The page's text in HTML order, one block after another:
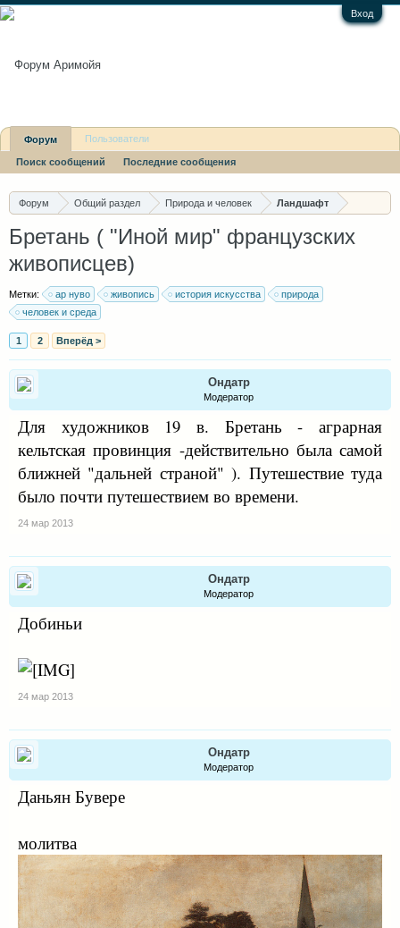
Вход
Форум Общий раздел Природа и человек Ландшафт
Бретань ( "Иной мир" французских
живописцев)
Метки: ар нуво живопись история искусства
природа
человек и среда
1 2 Вперёд >
Ондатр
Модератор
Для художников 19 в. Бретань - аграрная
кельтская провинция -действительно была самой
ближней "дальней страной" ). Путешествие туда
было почти путешествием во времени.
24 мар 2013
Ондатр
Модератор
Добиньи
24 мар 2013
Ондатр
Модератор
Даньян Бувере
молитва
Форум
Поиск сообщений Последние сообщения
Пользователи